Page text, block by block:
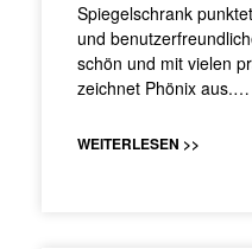
Spiegelschrank
und
schön und mit vielen
zeichnet Phönix aus.…
WEITERLESEN >>